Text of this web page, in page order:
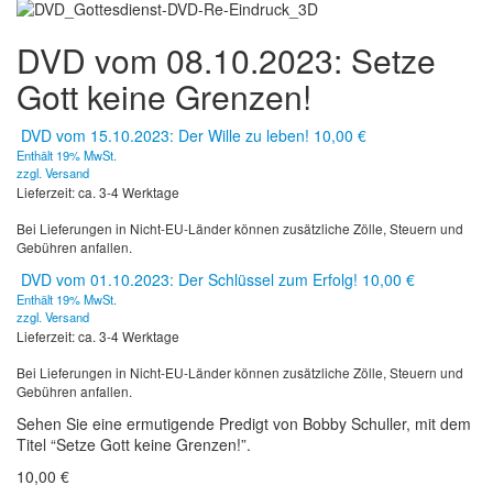
DVD vom 08.10.2023: Setze
Gott keine Grenzen!
DVD vom 15.10.2023: Der Wille zu leben! 10,00 €
Enthält 19% MwSt.
zzgl. Versand
Lieferzeit: ca. 3-4 Werktage
Bei Lieferungen in Nicht-EU-Länder können zusätzliche Zölle, Steuern und
Gebühren anfallen.
DVD vom 01.10.2023: Der Schlüssel zum Erfolg! 10,00 €
Enthält 19% MwSt.
zzgl. Versand
Lieferzeit: ca. 3-4 Werktage
Bei Lieferungen in Nicht-EU-Länder können zusätzliche Zölle, Steuern und
Gebühren anfallen.
Sehen Sie eine ermutigende Predigt von Bobby Schuller, mit dem
Titel “Setze Gott keine Grenzen!”.
10,00 €